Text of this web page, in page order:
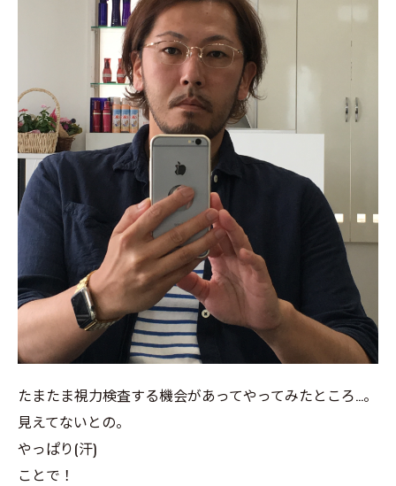
たまたま視力検査する機会があってやってみたところ…。
見えてないとの。
やっぱり(汗)
ことで！